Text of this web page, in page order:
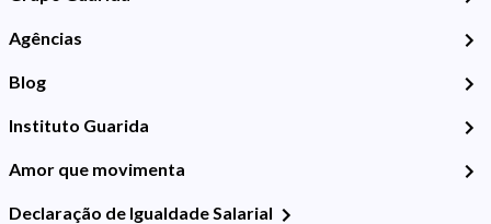
Agências
Blog
Instituto Guarida
Amor que movimenta
Declaração de Igualdade Salarial